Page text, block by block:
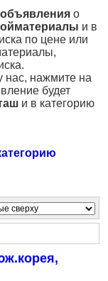
о
и в
по цене или
нажмите на
будет
и в категорию